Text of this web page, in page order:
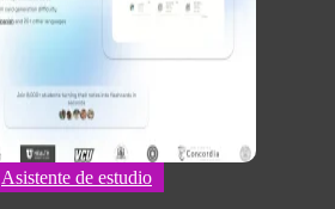
Asistente de estudio